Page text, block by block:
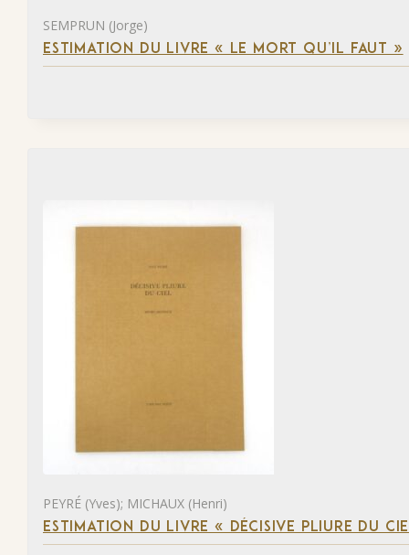
SEMPRUN (Jorge)
ESTIMATION DU LIVRE « LE MORT QU’IL FAUT »
PEYRÉ (Yves); MICHAUX (Henri)
ESTIMATION DU LIVRE « DÉCISIVE PLIURE DU